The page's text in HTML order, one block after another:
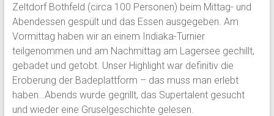
Zeltdorf Bothfeld (circa 100 Personen) beim Mittag- und
Abendessen gespült und das Essen ausgegeben. Am
Vormittag haben wir an einem Indiaka-Turnier
teilgenommen und am Nachmittag am Lagersee gechillt,
gebadet und getobt. Unser Highlight war definitiv die
Eroberung der Badeplattform – das muss man erlebt
haben…Abends wurde gegrillt, das Supertalent gesucht
und wieder eine Gruselgeschichte gelesen.